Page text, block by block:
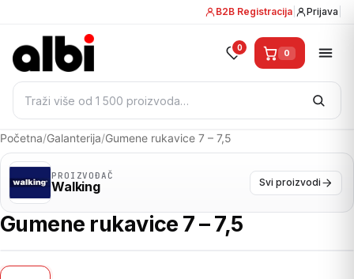
B2B Registracija Prijava
Pretraži:
0 0
Početna/Galanterija/Gumene rukavice 7 – 7,5
PROIZVOĐAČ
Walking Svi proizvodi
Gumene rukavice 7 – 7,5